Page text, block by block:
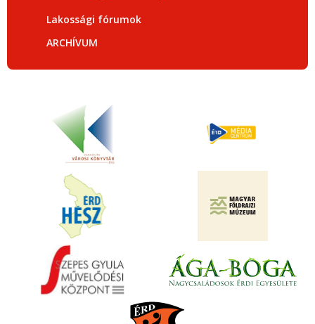
Lakossági fórumok
ARCHÍVUM